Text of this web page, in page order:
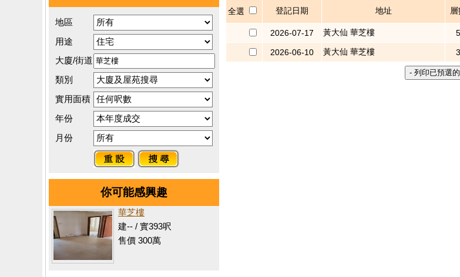
地區
用途
大廈/街道
類別
實用面積
年份
月份
你可能感興趣
華芝樓
建-- / 實393呎
售價 300萬
全選 登記日期 地址
2026-07-17 黃大仙 華芝樓 5
2026-06-10 黃大仙 華芝樓 3